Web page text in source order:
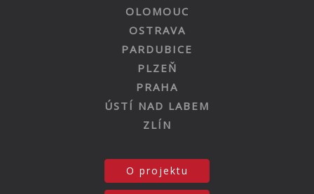
OLOMOUC
OSTRAVA
PARDUBICE
PLZEŇ
PRAHA
ÚSTÍ NAD LABEM
ZLÍN
O projektu